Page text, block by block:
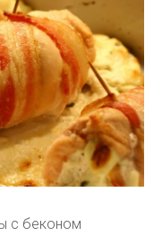
с беконом